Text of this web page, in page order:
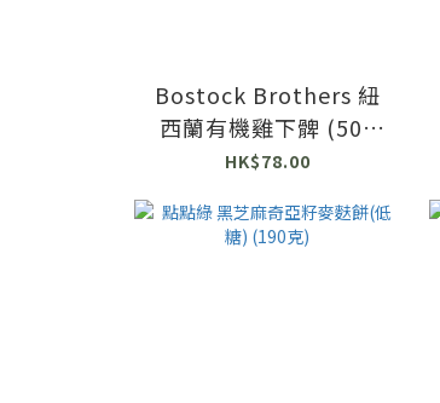
Bostock Brothers 紐
西蘭有機雞下髀 (500
克)
HK$78.00